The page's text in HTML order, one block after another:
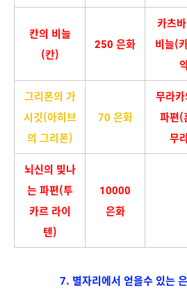
칸의 비늘
(칸)
250 은화
카츠
비늘(
그리폰의 가
시깃(아히브
의 그리폰)
70 은화
무라
파편(
무
뇌신의 빛나
는 파편(투
카르 라이
텐)
10000
은화
7. 별자리에서 얻을수 있는